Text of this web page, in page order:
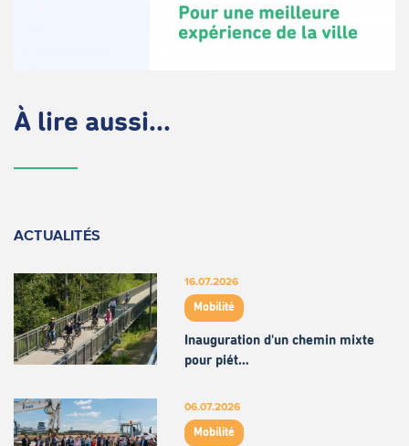
À lire aussi...
ACTUALITÉS
16.07.2026
Mobilité
Inauguration d'un chemin mixte
pour piét…
06.07.2026
Mobilité